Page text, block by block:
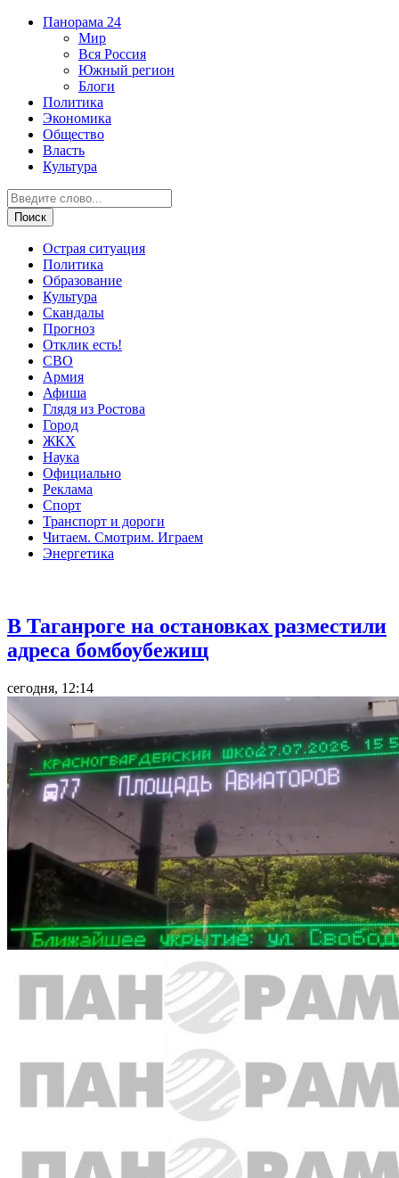
Панорама 24
Мир
Вся Россия
Южный регион
Блоги
Политика
Экономика
Общество
Власть
Культура
Острая ситуация
Политика
Образование
Культура
Скандалы
Прогноз
Отклик есть!
СВО
Армия
Афиша
Глядя из Ростова
Город
ЖКХ
Наука
Официально
Реклама
Спорт
Транспорт и дороги
Читаем. Смотрим. Играем
Энергетика
В Таганроге на остановках разместили
адреса бомбоубежищ
сегодня, 12:14